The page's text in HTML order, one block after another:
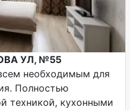
УЛ, №55
необходимым для
Полностью
техникой, кухонными